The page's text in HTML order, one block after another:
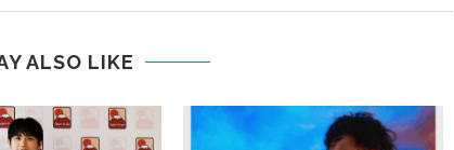
ALSO LIKE